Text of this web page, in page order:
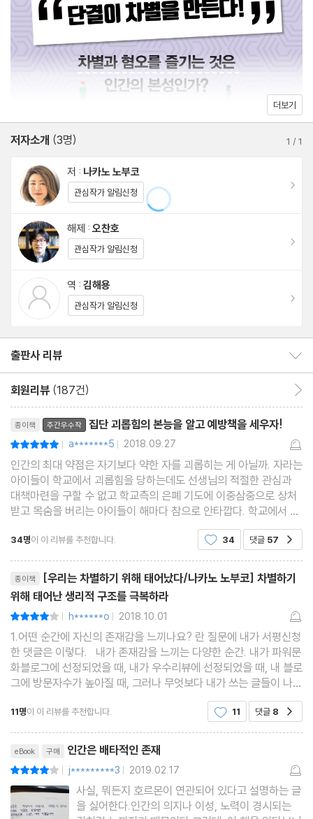
이 멋진 문장이 이 책 속에 있다. 저자는 차별하는 인간의 뇌를 설명
하면서도 그 차별이 쉽게 나타나는 사회 배경이 무엇인지 정확히 짚
는다”는 추천의 변을 밝혔다. 아이들의 왕따 문제와 어른들의 직장
내 괴롭힘, 성희롱, 혐오 문제 등에 대한 대응책을 뇌 과학으로 풀어
나가는 이 책은 새로운 관점과 실용적인 해결책을 담보하고 있다. 따
라서 현대 사회에 횡행하는 차별과 괴롭힘, 갑질 문제를 해결하는 결
정적인 실마리를 제공해줄 것이다.
왠지 괴롭히고 싶은 사람이 있다
누구에게나 괴롭히고 싶은 순간이 찾아온다
남자는 폭력적으로 여자는 교묘하게 괴롭힌다
우리가 친구였던 적이 단 한 번이라도 있었나
4장 괴롭히지도 괴롭힘당하지도 않는 삶을 꿈꾼다 ― 차별과 혐오
로부터 나를 지키는 법
슬기로운 사회생활을 꿈꾼다 ― 어른의 대처법
나는 괴물이 되지 않겠다 ― 아이를 위한 대처법
우리는 감시에 찬성한다 ― 교육 현장에서의 대처법
옮긴이의 말 인간은 태어나면서부터 타인을 괴롭힌다
더보기
저자소개 (3명) 1 /1
저 : 나카노 노부코
관심작가 알림신청
해제 : 오찬호
관심작가 알림신청
역 : 김해용
관심작가 알림신청
출판사 리뷰
회원리뷰 (187건)
종이책 주간우수작 집단 괴롭힘의 본능을 알고 예방책을 세우자!
| a*******5 | 2018.09.27
인간의 최대 약점은 자기보다 약한 자를 괴롭히는 게 아닐까. 자라는
아이들이 학교에서 괴롭힘을 당하는데도 선생님의 적절한 관심과
대책마련을 구할 수 없고 학교측의 은폐 기도에 이중삼중으로 상처
받고 목숨을 버리는 아이들이 해마다 참으로 안타깝다. 학교에서 아
이들이 당하는 괴롭힘뿐 아니라 직장과 학부모 모임에서도 거슬리
는 사람을 배제하고 은근히 괴롭히는 일이 종종 있
34명이 이 리뷰를 추천합니다. 34 댓글 57
종이책
[우리는 차별하기 위해 태어났다/나카노 노부코] 차별하기
위해 태어난 생리적 구조를 극복하라
| h******o | 2018.10.01
1.어떤 순간에 자신의 존재감을 느끼나요? 란 질문에 내가 서평신청
한 댓글은 이렇다. 내가 존재감을 느끼는 다양한 순간. 내가 파워문
화블로그에 선정되었을 때, 내가 우수리뷰에 선정되었을 때, 내 블로
그에 방문자수가 높아질 때, 그러나 무엇보다 내가 쓰는 글들이 나를
만족시킬 때. 그래서, 그 글이 많은 분들에게 감동을 줄 때. 그것이
11명이 이 리뷰를 추천합니다. 11 댓글 8
eBook 구매 인간은 배타적인 존재
| j*********3 | 2019.02.17
사실, 뭐든지 호르몬이 연관되어 있다고 설명하는 글
을 싫어한다.인간의 의지나 이성, 노력이 경시되는